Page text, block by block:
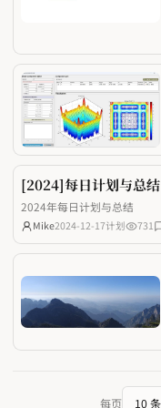
[2024]每日计划与总结
2024年每日计划与总结
Mike2024-12-17计划 731
每页